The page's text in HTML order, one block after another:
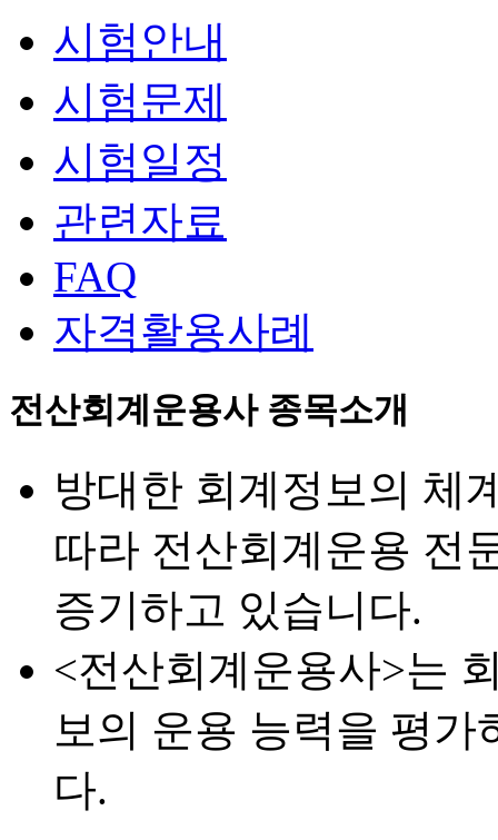
시험안내
시험문제
시험일정
관련자료
FAQ
자격활용사례
전산회계운용사 종목소개
방대한 회계정보의 체
따라 전산회계운용 전
증기하고 있습니다.
<전산회계운용사>는
보의 운용 능력을 평
다.